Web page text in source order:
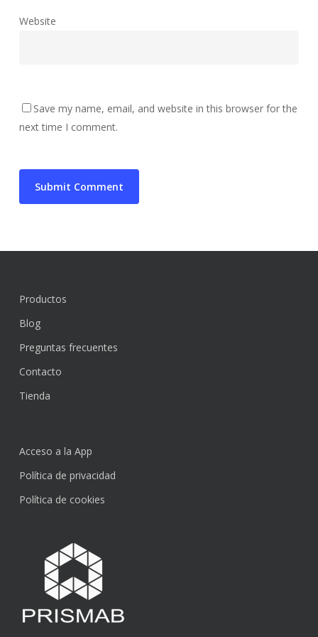
Website
Save my name, email, and website in this browser for the
next time I comment.
Productos
Blog
Preguntas frecuentes
Contacto
Tienda
Acceso a la App
Política de privacidad
Política de cookies